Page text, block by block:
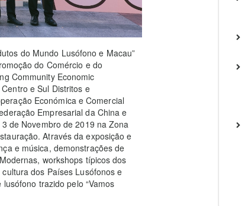
do Mundo Lusófono e Macau”
do Comércio e do
Community Economic
e Sul Distritos e
Económica e Comercial
Empresarial da China e
de Novembro de 2019 na Zona
Através da exposição e
e música, demonstrações de
workshops típicos dos
dos Países Lusófonos e
trazido pelo “Vamos